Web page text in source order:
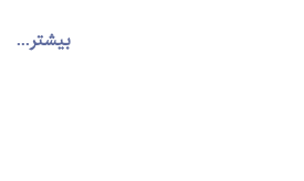
بیشتر...